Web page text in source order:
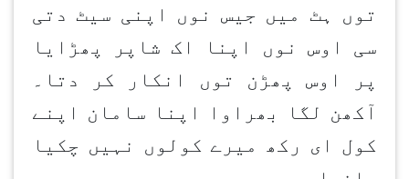
توں ہٹ میں جیس نوں اپنی سیٹ دتی
سی اوس نوں اپنا اک شاپر پھڑایا
پر اوس پھڑن توں انکار کر دتا۔
آکھن لگا بھراوا اپنا سامان اپنے
کول ای رکھ میرے کولوں نہیں چکیا